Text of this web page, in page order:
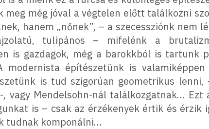
meg még jóval a végtelen előtt találkozni
hanem „nőnek”, – a szecessziónk nem
tulipános – mifelénk a
is gazdagok, még a barokkból is tartunk
modernista építészetünk is
is tud szigorúan geometrikus
, vagy Mendelsohn-nál találkozgatnak…
is – csak az érzékenyek értik és érzik
tudnak komponálni…